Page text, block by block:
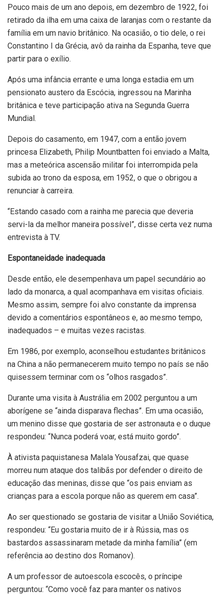
Pouco mais de um ano depois, em dezembro de 1922, foi
retirado da ilha em uma caixa de laranjas com o restante da
família em um navio britânico. Na ocasião, o tio dele, o rei
Constantino I da Grécia, avô da rainha da Espanha, teve que
partir para o exílio.
Após uma infância errante e uma longa estadia em um
pensionato austero da Escócia, ingressou na Marinha
britânica e teve participação ativa na Segunda Guerra
Mundial.
Depois do casamento, em 1947, com a então jovem
princesa Elizabeth, Philip Mountbatten foi enviado a Malta,
mas a meteórica ascensão militar foi interrompida pela
subida ao trono da esposa, em 1952, o que o obrigou a
renunciar à carreira.
“Estando casado com a rainha me parecia que deveria
servi-la da melhor maneira possível”, disse certa vez numa
entrevista à TV.
Espontaneidade inadequada
Desde então, ele desempenhava um papel secundário ao
lado da monarca, a qual acompanhava em visitas oficiais.
Mesmo assim, sempre foi alvo constante da imprensa
devido a comentários espontâneos e, ao mesmo tempo,
inadequados – e muitas vezes racistas.
Em 1986, por exemplo, aconselhou estudantes britânicos
na China a não permanecerem muito tempo no país se não
quisessem terminar com os “olhos rasgados”.
Durante uma visita à Austrália em 2002 perguntou a um
aborígene se “ainda disparava flechas”. Em uma ocasião,
um menino disse que gostaria de ser astronauta e o duque
respondeu: “Nunca poderá voar, está muito gordo”.
À ativista paquistanesa Malala Yousafzai, que quase
morreu num ataque dos talibãs por defender o direito de
educação das meninas, disse que “os pais enviam as
crianças para a escola porque não as querem em casa”.
Ao ser questionado se gostaria de visitar a União Soviética,
respondeu: “Eu gostaria muito de ir à Rússia, mas os
bastardos assassinaram metade da minha família” (em
referência ao destino dos Romanov).
A um professor de autoescola escocês, o príncipe
perguntou: “Como você faz para manter os nativos